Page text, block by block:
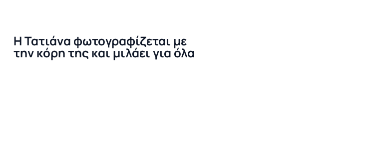
H Τατιάνα φωτογραφίζεται με
την κόρη της και μιλάει για όλα